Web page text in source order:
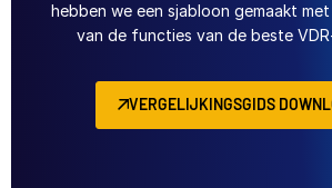
hebben we een sjabloon gemaakt
van de functies van de beste
VERGELIJKINGSGIDS